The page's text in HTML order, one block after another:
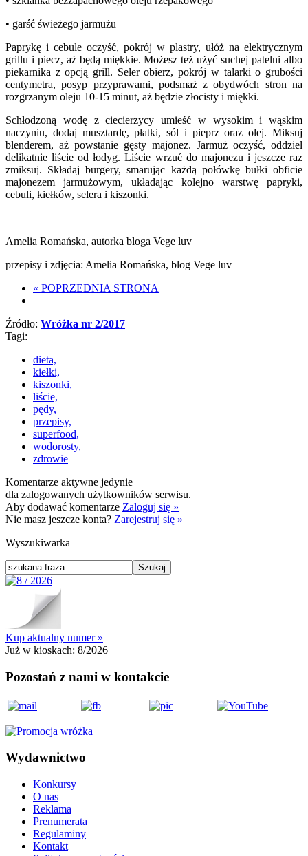
• garść świeżego jarmużu
Paprykę i cebule oczyść, pokrój w plastry, ułóż na elektrycznym
grillu i piecz, aż będą miękkie. Możesz też użyć suchej patelni albo
piekarnika z opcją grill. Seler obierz, pokrój w talarki o grubości
centymetra, posyp przyprawami, podsmaż z obydwóch stron na
rozgrzanym oleju 10-15 minut, aż będzie złocisty i miękki.
Schłodzoną wodę z ciecierzycy umieść w wysokim i wąskim
naczyniu, dodaj musztardę, płatki, sól i pieprz oraz olej. Miksuj
blenderem, aż powstanie gęsty majonez. Jarmuż oczyść, oddziel
delikatnie liście od łodyg. Liście wrzuć do majonezu i jeszcze raz
zmiksuj. Składaj burgery, smarując każdą połówkę bułki obficie
majonezem jarmużowym, układając kolejno warstwę papryki,
cebuli, kiełków, selera i kiszonki.
Amelia Romańska, autorka bloga Vege luv
przepisy i zdjęcia: Amelia Romańska, blog Vege luv
« POPRZEDNIA STRONA
Źródło: Wróżka nr 2/2017
Tagi:
dieta,
kiełki,
kiszonki,
liście,
pędy,
przepisy,
superfood,
wodorosty,
zdrowie
Komentarze aktywne jedynie
dla zalogowanych użytkowników serwisu.
Aby dodawać komentarze Zaloguj się »
Nie masz jeszcze konta? Zarejestruj się »
Wyszukiwarka
Kup aktualny numer »
Już w kioskach: 8/2026
Pozostań z nami w kontakcie
Wydawnictwo
Konkursy
O nas
Reklama
Prenumerata
Regulaminy
Kontakt